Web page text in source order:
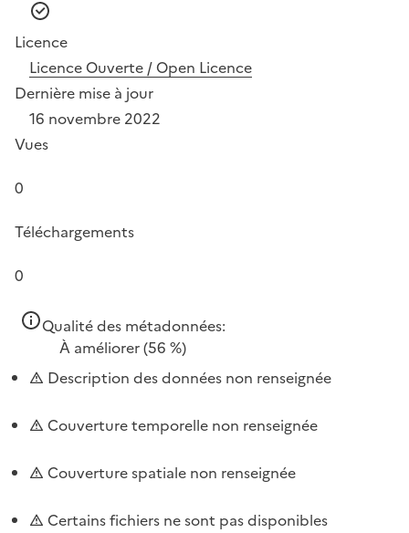
Licence
Licence Ouverte / Open Licence
Dernière mise à jour
16 novembre 2022
Vues
0
Téléchargements
0
Qualité des métadonnées:
À améliorer(56 %)
Description des données non renseignée
Couverture temporelle non renseignée
Couverture spatiale non renseignée
Certains fichiers ne sont pas disponibles